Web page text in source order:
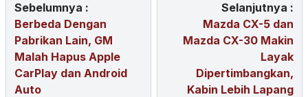
Sebelumnya :
Berbeda Dengan
Pabrikan Lain, GM
Malah Hapus Apple
CarPlay dan Android
Auto
Selanjutnya :
Mazda CX-5 dan
Mazda CX-30 Makin
Layak
Dipertimbangkan,
Kabin Lebih Lapang